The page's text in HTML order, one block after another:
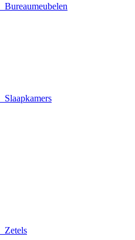
Bureaumeubelen
Slaapkamers
Zetels